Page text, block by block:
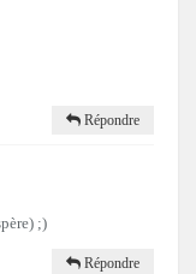
Répondre
;)
Répondre